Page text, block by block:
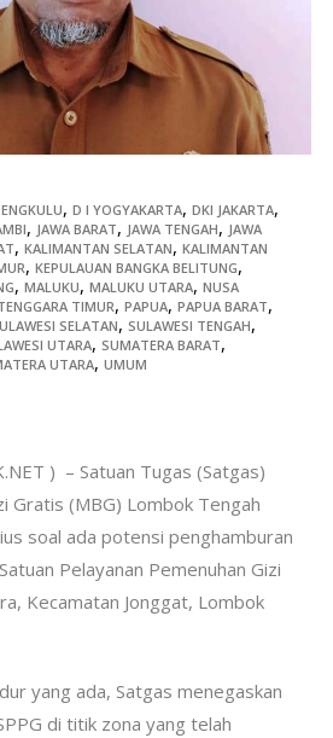
, D I YOGYAKARTA, DKI JAKARTA,
, JAWA BARAT, JAWA TENGAH, JAWA
, KALIMANTAN SELATAN, KALIMANTAN
, KEPULAUAN BANGKA BELITUNG,
, MALUKU, MALUKU UTARA, NUSA
TIMUR, PAPUA, PAPUA BARAT,
SELATAN, SULAWESI TENGAH,
UTARA, SUMATERA BARAT,
UTARA, UMUM
) – Satuan Tugas (Satgas)
Gratis (MBG) Lombok Tengah
soal ada potensi penghamburan
Pelayanan Pemenuhan Gizi
Kecamatan Jonggat, Lombok
yang ada, Satgas menegaskan
di titik zona yang telah